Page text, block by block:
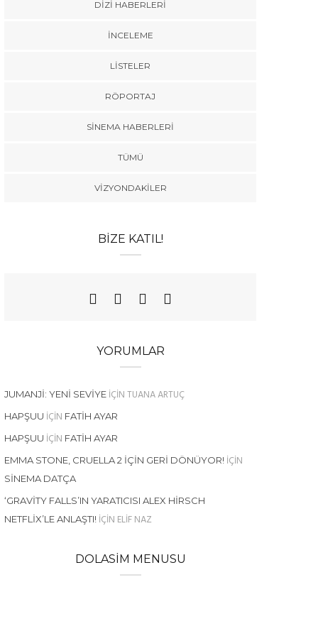
DIZI HABERLERI
İNCELEME
LISTELER
RÖPORTAJ
SINEMA HABERLERI
TÜMÜ
VIZYONDAKILER
BIZE KATIL!
YORUMLAR
JUMANJI: YENI SEVIYE IÇINTUANA ARTUÇ
HAPŞUU IÇIN FATIH AYAR
HAPŞUU IÇIN FATIH AYAR
EMMA STONE, CRUELLA 2 İÇIN GERI DÖNÜYOR! IÇIN
SINEMA DATÇA
‘GRAVITY FALLS’IN YARATICISI ALEX HIRSCH
NETFLIX’LE ANLAŞTI! IÇIN ELIF NAZ
DOLASIM MENUSU